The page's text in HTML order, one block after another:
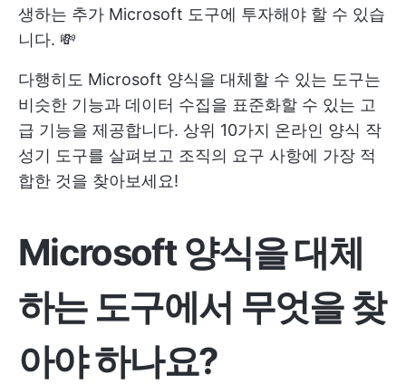
생하는 추가 Microsoft 도구에 투자해야 할 수 있습
니다. 💸
다행히도 Microsoft 양식을 대체할 수 있는 도구는
비슷한 기능과 데이터 수집을 표준화할 수 있는 고
급 기능을 제공합니다. 상위 10가지 온라인 양식 작
성기 도구를 살펴보고 조직의 요구 사항에 가장 적
합한 것을 찾아보세요!
Microsoft 양식을 대체
하는 도구에서 무엇을 찾
아야 하나요?